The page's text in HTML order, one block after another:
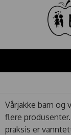
Vårjakke barn og
flere
praksis er